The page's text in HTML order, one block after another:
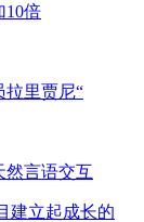
10倍
拉里贾尼“
然言语交互
建立起成长的